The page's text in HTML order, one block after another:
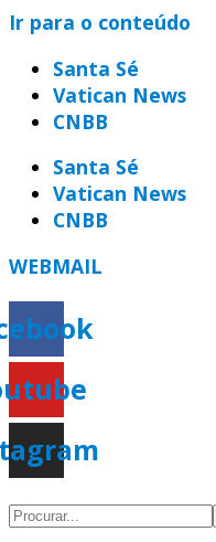
Ir para o conteúdo
Santa Sé
Vatican News
CNBB
Santa Sé
Vatican News
CNBB
WEBMAIL